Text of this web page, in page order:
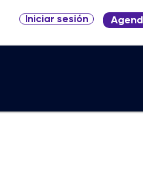
Iniciar sesión